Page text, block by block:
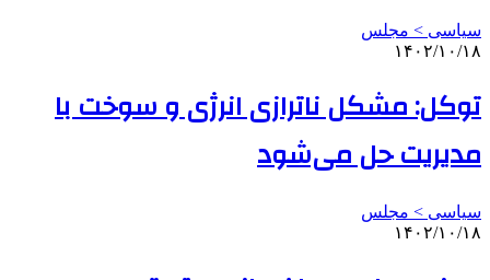
سیاسی > مجلس
۱۴۰۲/۱۰/۱۸
توکل: مشکل ناترازی انرژی و سوخت با
مدیریت حل می‌شود
سیاسی > مجلس
۱۴۰۲/۱۰/۱۸